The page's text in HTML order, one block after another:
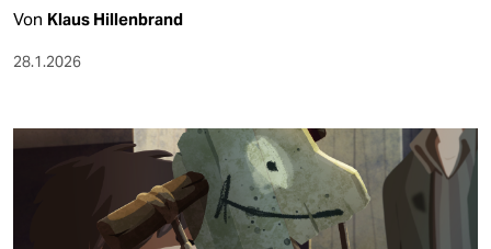
Von Klaus Hillenbrand
28.1.2026